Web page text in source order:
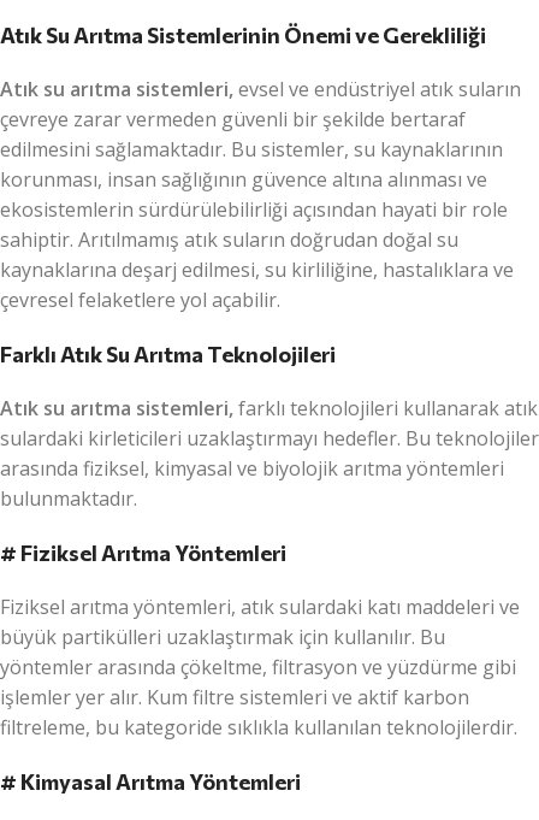
Atık Su Arıtma Sistemlerinin Önemi ve Gerekliliği
Atık su arıtma sistemleri,evsel ve endüstriyel atık suların
çevreye zarar vermeden güvenli bir şekilde bertaraf
edilmesini sağlamaktadır. Bu sistemler, su kaynaklarının
korunması, insan sağlığının güvence altına alınması ve
ekosistemlerin sürdürülebilirliği açısından hayati bir role
sahiptir. Arıtılmamış atık suların doğrudan doğal su
kaynaklarına deşarj edilmesi, su kirliliğine, hastalıklara ve
çevresel felaketlere yol açabilir.
Farklı Atık Su Arıtma Teknolojileri
Atık su arıtma sistemleri,farklı teknolojileri kullanarak atık
sulardaki kirleticileri uzaklaştırmayı hedefler. Bu teknolojiler
arasında fiziksel, kimyasal ve biyolojik arıtma yöntemleri
bulunmaktadır.
# Fiziksel Arıtma Yöntemleri
Fiziksel arıtma yöntemleri, atık sulardaki katı maddeleri ve
büyük partikülleri uzaklaştırmak için kullanılır. Bu
yöntemler arasında çökeltme, filtrasyon ve yüzdürme gibi
işlemler yer alır. Kum filtre sistemleri ve aktif karbon
filtreleme, bu kategoride sıklıkla kullanılan teknolojilerdir.
# Kimyasal Arıtma Yöntemleri